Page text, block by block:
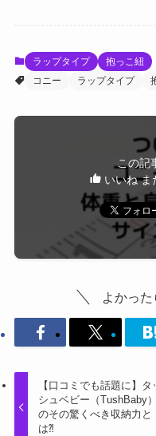
ラップタイプ
抱っこ紐
コニー
ラップタイプ
この記
いいね ま
よかった
【口コミでも話題に】タ
シュベビー（TushBaby）
のその驚くべき収納力と
は⁈